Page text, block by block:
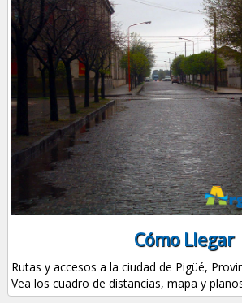
Cómo Llegar
Rutas y accesos a la ciudad de Pigüé,
Vea los cuadro de distancias, mapa y